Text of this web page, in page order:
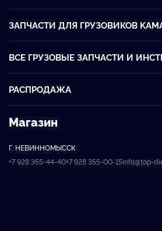
ЗАПЧАСТИ ДЛЯ ГРУЗОВИКОВ
ВСЕ ГРУЗОВЫЕ ЗАПЧАСТИ И
РАСПРОДАЖА
Магазин
Г. НЕВИННОМЫССК
+7 928 355-44-40+7 928 355-00-15info@top-